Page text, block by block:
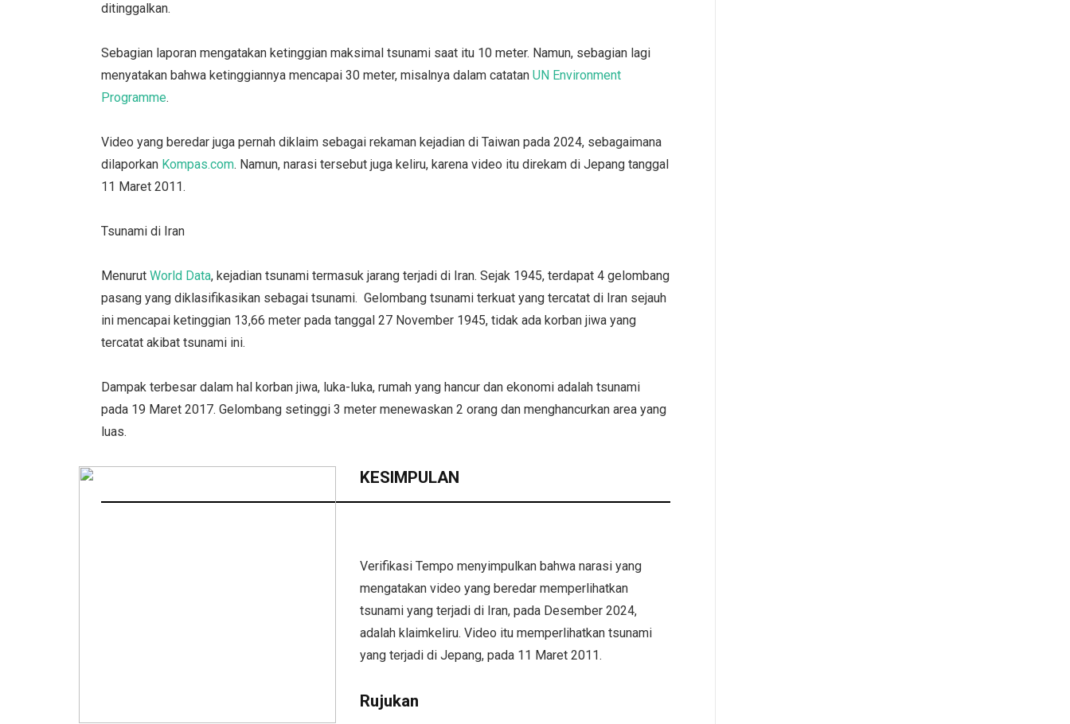
ditinggalkan.
Sebagian laporan mengatakan ketinggian maksimal tsunami saat itu 10 meter. Namun, sebagian lagi
menyatakan bahwa ketinggiannya mencapai 30 meter, misalnya dalam catatanUN Environment
Programme.
Video yang beredar juga pernah diklaim sebagai rekaman kejadian di Taiwan pada 2024, sebagaimana
dilaporkan Kompas.com. Namun, narasi tersebut juga keliru, karena video itu direkam di Jepang tanggal
11 Maret 2011.
Tsunami di Iran
MenurutWorld Data, kejadian tsunami termasuk jarang terjadi di Iran. Sejak 1945, terdapat 4 gelombang
pasang yang diklasifikasikan sebagai tsunami. Gelombang tsunami terkuat yang tercatat di Iran sejauh
ini mencapai ketinggian 13,66 meter pada tanggal 27 November 1945, tidak ada korban jiwa yang
tercatat akibat tsunami ini.
Dampak terbesar dalam hal korban jiwa, luka-luka, rumah yang hancur dan ekonomi adalah tsunami
pada 19 Maret 2017. Gelombang setinggi 3 meter menewaskan 2 orang dan menghancurkan area yang
luas.
KESIMPULAN
Verifikasi Tempo menyimpulkan bahwa narasi yang
mengatakan video yang beredar memperlihatkan
tsunami yang terjadi di Iran, pada Desember 2024,
adalah klaimkeliru. Video itu memperlihatkan tsunami
yang terjadi di Jepang, pada 11 Maret 2011.
Rujukan